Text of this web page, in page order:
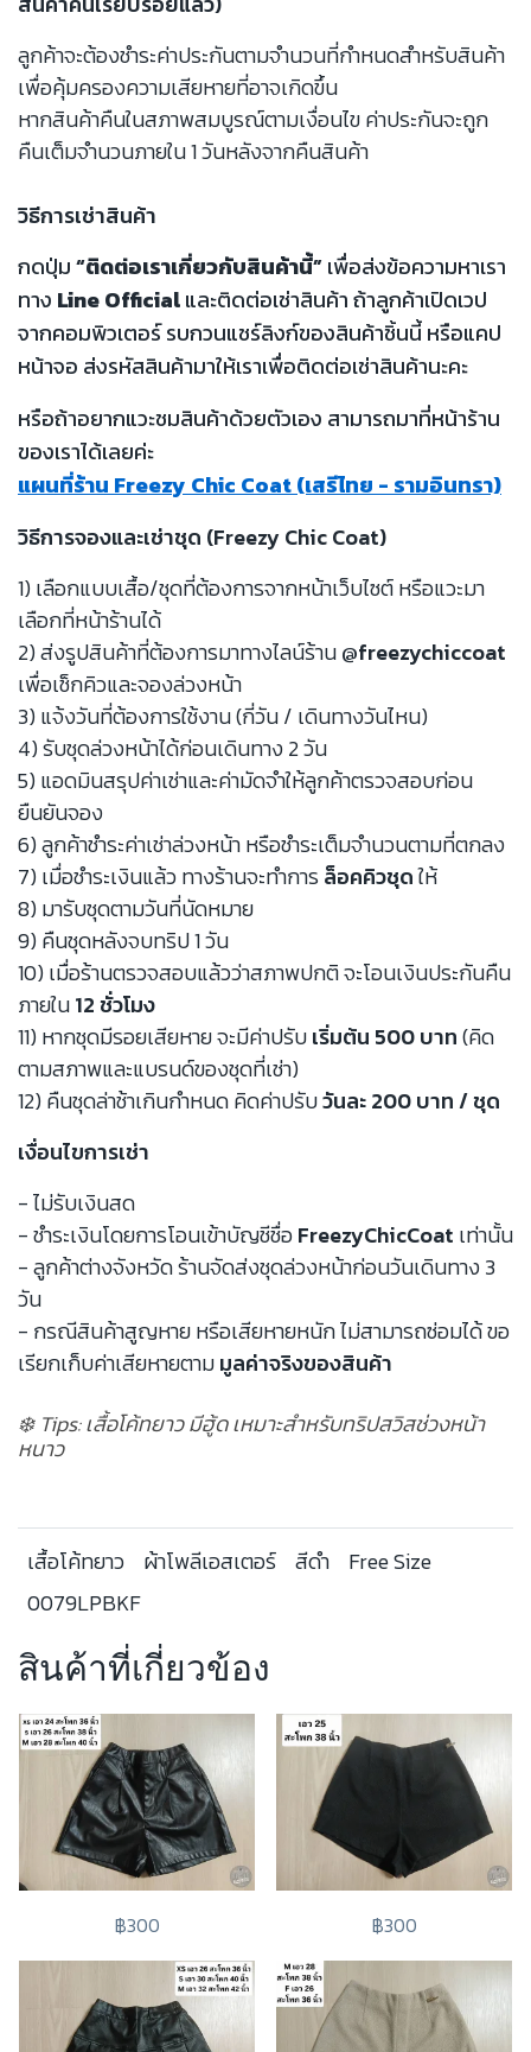
ลูกค้าจะต้องชำระค่าประกันตามจำนวนที่กำหนดสำหรับสินค้า
เพื่อคุ้มครองความเสียหายที่อาจเกิดขึ้น
หากสินค้าคืนในสภาพสมบูรณ์ตามเงื่อนไข ค่าประกันจะถูก
คืนเต็มจำนวนภายใน 1 วันหลังจากคืนสินค้า
วิธีการเช่าสินค้า
กดปุ่ม“ติดต่อเราเกี่ยวกับสินค้านี้”เพื่อส่งข้อความหาเรา
ทาง Line Officialและติดต่อเช่าสินค้า ถ้าลูกค้าเปิดเวป
จากคอมพิวเตอร์ รบกวนแชร์ลิงก์ของสินค้าชิ้นนี้ หรือแคป
หน้าจอ ส่งรหัสสินค้ามาให้เราเพื่อติดต่อเช่าสินค้านะคะ
หรือถ้าอยากแวะชมสินค้าด้วยตัวเอง สามารถมาที่หน้าร้าน
ของเราได้เลยค่ะ
แผนที่ร้าน Freezy Chic Coat (เสรีไทย - รามอินทรา)
วิธีการจองและเช่าชุด (Freezy Chic Coat)
1) เลือกแบบเสื้อ/ชุดที่ต้องการจากหน้าเว็บไซต์ หรือแวะมา
เลือกที่หน้าร้านได้
2) ส่งรูปสินค้าที่ต้องการมาทางไลน์ร้าน@freezychiccoat
เพื่อเช็กคิวและจองล่วงหน้า
3) แจ้งวันที่ต้องการใช้งาน (กี่วัน / เดินทางวันไหน)
4) รับชุดล่วงหน้าได้ก่อนเดินทาง 2 วัน
5) แอดมินสรุปค่าเช่าและค่ามัดจำให้ลูกค้าตรวจสอบก่อน
ยืนยันจอง
6) ลูกค้าชำระค่าเช่าล่วงหน้า หรือชำระเต็มจำนวนตามที่ตกลง
7) เมื่อชำระเงินแล้ว ทางร้านจะทำการล็อคคิวชุดให้
8) มารับชุดตามวันที่นัดหมาย
9) คืนชุดหลังจบทริป 1 วัน
10) เมื่อร้านตรวจสอบแล้วว่าสภาพปกติ จะโอนเงินประกันคืน
ภายใน12 ชั่วโมง
11) หากชุดมีรอยเสียหาย จะมีค่าปรับเริ่มต้น 500 บาท(คิด
ตามสภาพและแบรนด์ของชุดที่เช่า)
12) คืนชุดล่าช้าเกินกำหนด คิดค่าปรับวันละ 200 บาท / ชุด
เงื่อนไขการเช่า
- ไม่รับเงินสด
- ชำระเงินโดยการโอนเข้าบัญชีชื่อFreezyChicCoat เท่านั้น
- ลูกค้าต่างจังหวัด ร้านจัดส่งชุดล่วงหน้าก่อนวันเดินทาง 3
วัน
- กรณีสินค้าสูญหาย หรือเสียหายหนัก ไม่สามารถซ่อมได้ ขอ
เรียกเก็บค่าเสียหายตามมูลค่าจริงของสินค้า
❄️ Tips: เสื้อโค้ทยาว มีฮู้ด เหมาะสำหรับทริปสวิสช่วงหน้า
หนาว
เสื้อโค้ทยาว ผ้าโพลีเอสเตอร์ สีดำ
Free Size
0079LPBKF
สินค้าที่เกี่ยวข้อง
฿300 ฿300